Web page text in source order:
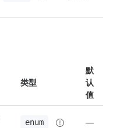
类型
默
认
值
enum —